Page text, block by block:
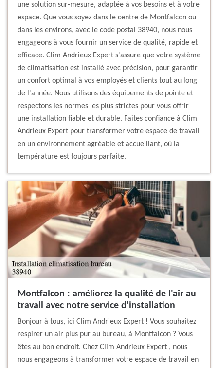
une solution sur-mesure, adaptée à vos besoins et à votre
espace. Que vous soyez dans le centre de Montfalcon ou
dans les environs, avec le code postal 38940, nous nous
engageons à vous fournir un service de qualité, rapide et
efficace. Clim Andrieux Expert s'assure que votre système
de climatisation est installé avec précision, pour garantir
un confort optimal à vos employés et clients tout au long
de l'année. Nous utilisons des équipements de pointe et
respectons les normes les plus strictes pour vous offrir
une installation fiable et durable. Faites confiance à Clim
Andrieux Expert pour transformer votre espace de travail
en un environnement agréable et accueillant, où la
température est toujours parfaite.
Montfalcon : améliorez la qualité de l'air au
travail avec notre service d'installation
Bonjour à tous, ici Clim Andrieux Expert ! Vous souhaitez
respirer un air plus pur au bureau, à Montfalcon ? Vous
êtes au bon endroit. Chez Clim Andrieux Expert , nous
nous engageons à transformer votre espace de travail en